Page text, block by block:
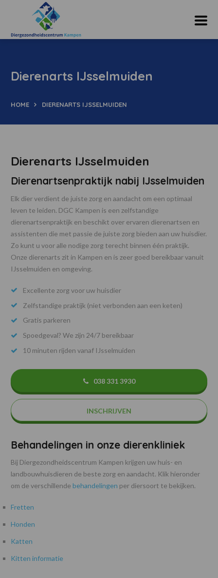
Dierenarts IJsselmuiden
HOME DIERENARTS IJSSELMUIDEN
Dierenarts IJsselmuiden
Dierenartsenpraktijk nabij IJsselmuiden
Elk dier verdient de juiste zorg en aandacht om een optimaal
leven te leiden. DGC Kampen is een zelfstandige
dierenartsenpraktijk en beschikt over ervaren dierenartsen en
assistenten die met passie de juiste zorg bieden aan uw huisdier.
Zo kunt u voor alle nodige zorg terecht binnen één praktijk.
Onze dierenarts zit in Kampen en is zeer goed bereikbaar vanuit
IJsselmuiden en omgeving.
Excellente zorg voor uw huisdier
Zelfstandige praktijk (niet verbonden aan een keten)
Gratis parkeren
Spoedgeval? We zijn 24/7 bereikbaar
10 minuten rijden vanaf IJsselmuiden
038 331 3930
INSCHRIJVEN
Behandelingen in onze dierenkliniek
Bij Diergezondheidscentrum Kampen krijgen uw huis- en
landbouwhuisdieren de beste zorg en aandacht. Klik hieronder
om de verschillendebehandelingen per diersoort te bekijken.
Fretten
Honden
Katten
Kitten informatie